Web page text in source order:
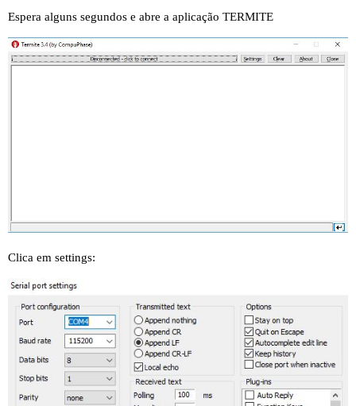
Espera alguns segundos e abre a aplicação TERMITE
Clica em settings: